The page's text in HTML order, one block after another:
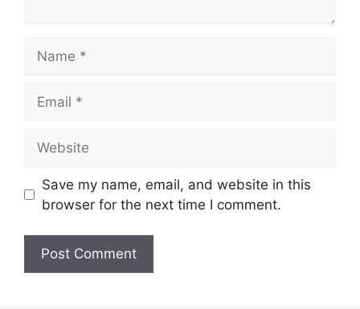
Save my name, email, and website in this
browser for the next time I comment.